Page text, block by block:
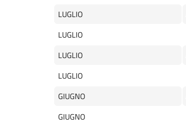
LUGLIO
LUGLIO
LUGLIO
LUGLIO
GIUGNO
GIUGNO